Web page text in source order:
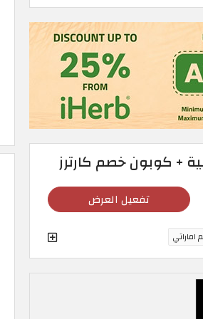
+ كوبون خصم كارترز
تفعيل العرض